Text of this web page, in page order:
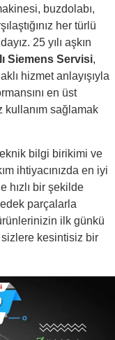
buzdolabı,
her türlü
25 yılı aşkın
Siemens Servisi,
hizmet anlayışıyla
en üst
kullanım sağlamak
bilgi birikimi ve
ihtiyacınızda en iyi
hızlı bir şekilde
parçalarla
ilk günkü
sizlere kesintisiz bir